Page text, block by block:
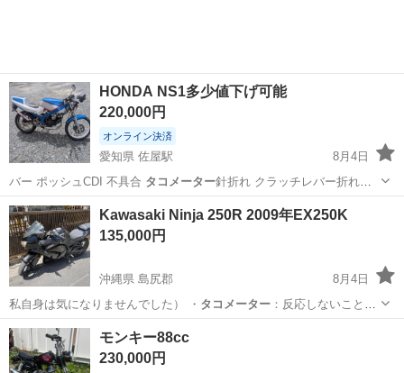
HONDA NS1多少値下げ可能
220,000円
オンライン決済
愛知県 佐屋駅
8月4日
バー ポッシュCDI 不具合 タコメーター針折れ クラッチレバー折れ
（握れ…
愛知 愛西市
Kawasaki Ninja 250R 2009年EX250K
135,000円
沖縄県 島尻郡
8月4日
私自身は気になりませんでした） ・ タコメーター：反応しないことが
多いので修理が必…
沖縄 島尻郡 カワサキ
モンキー88cc
230,000円